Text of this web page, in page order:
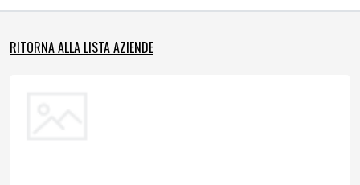
RITORNA ALLA LISTA AZIENDE